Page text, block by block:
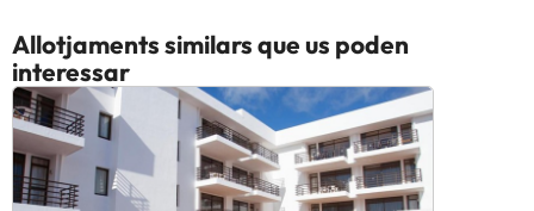
Allotjaments similars que us poden
interessar